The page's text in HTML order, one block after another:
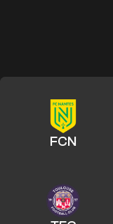
FCN